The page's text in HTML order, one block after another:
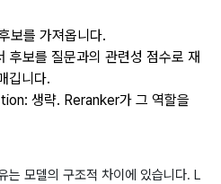
보를 가져옵니다.
후보를 질문과의 관련성 점수로 재
깁니다.
생략. Reranker가 그 역할을
모델의 구조적 차이에 있습니다. L